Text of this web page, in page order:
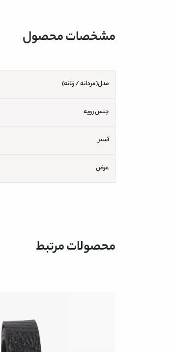
مشخصات محصول
مدل(مردانه / زنانه)
جنس رویه
آستر
عرض
محصولات مرتبط